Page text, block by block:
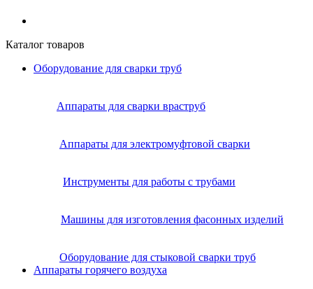
Каталог товаров
Оборудование для сварки труб
Аппараты для сварки враструб
Аппараты для электромуфтовой сварки
Инструменты для работы с трубами
Машины для изготовления фасонных изделий
Оборудование для стыковой сварки труб
Аппараты горячего воздуха